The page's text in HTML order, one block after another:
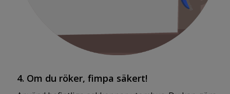
4. Om du röker, fimpa säkert!